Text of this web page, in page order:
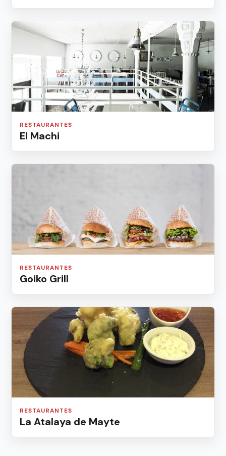
RESTAURANTES
El Machi
RESTAURANTES
Goiko Grill
RESTAURANTES
La Atalaya de Mayte